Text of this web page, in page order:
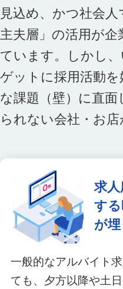
見込め、かつ社会人
主夫層」の活用が企
ています。しかし
ゲットに採用活動
な課題（壁）に直
られない会社・お店
求
する
が
一般的なアルバイト
ても、夕方以降や土